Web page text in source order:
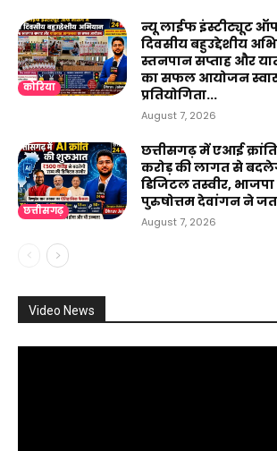
कोरिया
न्यू लाईफ इंस्टीट्यूट
दिवसीय बहुउद्देशीय
स्तनपान सप्ताह और
का सफल आयोजन
प्रतियोगिता...
August 7, 2026
छत्तीसगढ़
छत्तीसगढ़ में एआई
करोड़ की लागत से
डिजिटल तस्वीर, भाजपा
पुरुषोत्तम देवांगन ने
August 7, 2026
Video News